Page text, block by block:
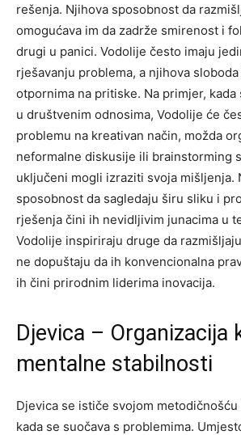
rešenja. Njihova sposobnost da
omogućava im da zadrže smirenost i
drugi u panici. Vodolije često imaju
rješavanju problema, a njihova
otpornima na pritiske. Na primjer,
u društvenim odnosima, Vodolije će
problemu na kreativan način, možda
neformalne diskusije ili brainstorming
uključeni mogli izraziti svoja mišljenja.
sposobnost da sagledaju širu sliku i
rješenja čini ih nevidljivim junacima u
Vodolije inspiriraju druge da
ne dopuštaju da ih konvencionalna
ih čini prirodnim liderima inovacija.
Djevica – Organizacija
mentalne stabilnosti
Djevica se ističe svojom
kada se suočava s problemima.